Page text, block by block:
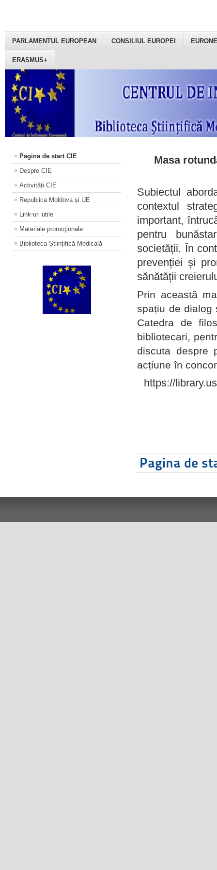
PARLAMENTUL EUROPEAN CONSILIUL EUROPEI
ERASMUS+
Pagina de start CIE
Despre CIE
Activități CIE
Republica Moldova și UE
Link-uri utile
Materiale promoţionale
Biblioteca Științifică Medicală
Masa
Subiectul
contextul
important,
pentru
societății. În
prevenției și
sănătății
Prin această
spațiu de dialog
Catedra de
bibliotecari,
discuta despre
acțiune în
https://
Pagina de